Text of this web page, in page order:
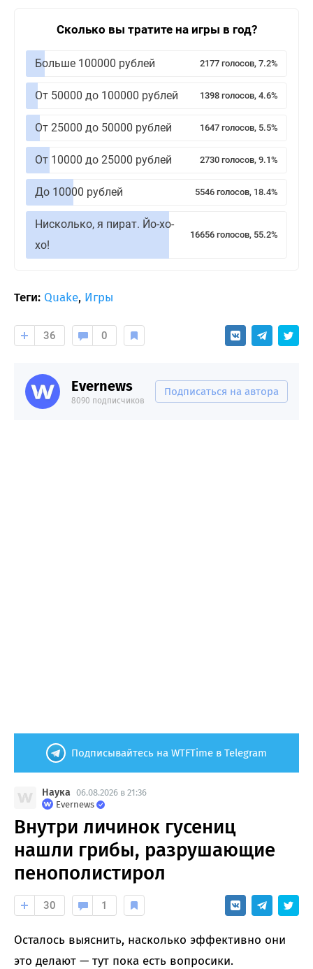
Сколько вы тратите на игры в год?
Больше 100000 рублей 2177 голосов, 7.2%
От 50000 до 100000 рублей 1398 голосов, 4.6%
От 25000 до 50000 рублей 1647 голосов, 5.5%
От 10000 до 25000 рублей 2730 голосов, 9.1%
До 10000 рублей 5546 голосов, 18.4%
Нисколько, я пират. Йо-хо-
хо!
16656 голосов, 55.2%
Теги: Quake, Игры
36 0
Evernews
8090 подписчиков
Подписаться на автора
Подписывайтесь на WTFTime в Telegram
Наука 06.08.2026 в 21:36
Evernews
Внутри личинок гусениц
нашли грибы, разрушающие
пенополистирол
30 1
Осталось выяснить, насколько эффективно они
это делают — тут пока есть вопросики.